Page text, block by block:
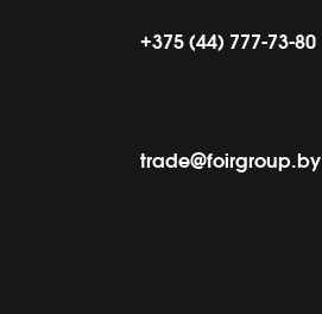
+375 (44) 777-73-80
trade@foirgroup.by